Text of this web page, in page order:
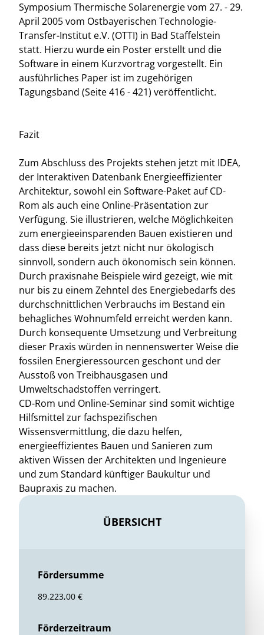
Symposium Thermische Solarenergie vom 27. - 29.
April 2005 vom Ostbayerischen Technologie-
Transfer-Institut e.V. (OTTI) in Bad Staffelstein
statt. Hierzu wurde ein Poster erstellt und die
Software in einem Kurzvortrag vorgestellt. Ein
ausführliches Paper ist im zugehörigen
Tagungsband (Seite 416 - 421) veröffentlicht.
Fazit
Zum Abschluss des Projekts stehen jetzt mit IDEA,
der Interaktiven Datenbank Energieeffizienter
Architektur, sowohl ein Software-Paket auf CD-
Rom als auch eine Online-Präsentation zur
Verfügung. Sie illustrieren, welche Möglichkeiten
zum energieeinsparenden Bauen existieren und
dass diese bereits jetzt nicht nur ökologisch
sinnvoll, sondern auch ökonomisch sein können.
Durch praxisnahe Beispiele wird gezeigt, wie mit
nur bis zu einem Zehntel des Energiebedarfs des
durchschnittlichen Verbrauchs im Bestand ein
behagliches Wohnumfeld erreicht werden kann.
Durch konsequente Umsetzung und Verbreitung
dieser Praxis würden in nennenswerter Weise die
fossilen Energieressourcen geschont und der
Ausstoß von Treibhausgasen und
Umweltschadstoffen verringert.
CD-Rom und Online-Seminar sind somit wichtige
Hilfsmittel zur fachspezifischen
Wissensvermittlung, die dazu helfen,
energieeffizientes Bauen und Sanieren zum
aktiven Wissen der Architekten und Ingenieure
und zum Standard künftiger Baukultur und
Baupraxis zu machen.
ÜBERSICHT
Fördersumme
89.223,00 €
Förderzeitraum